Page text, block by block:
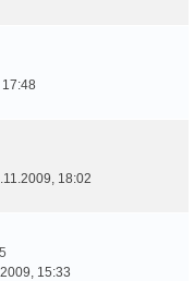
18:02
15:33